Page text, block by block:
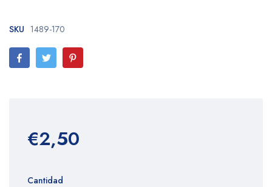
SKU 1489-170
€2,50
Cantidad